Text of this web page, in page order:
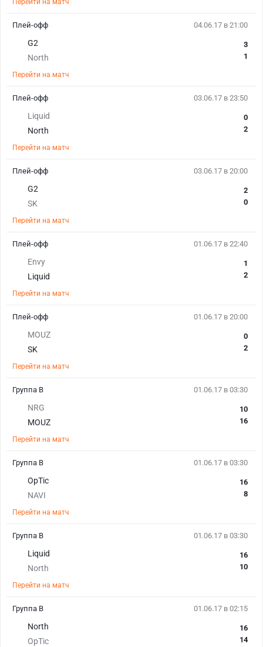
Перейти на матч
04.06.17 в 21:00
G2
North
3
1
Перейти на матч
Плей-офф
03.06.17 в 23:50
Liquid
North
0
2
Перейти на матч
Плей-офф
03.06.17 в 20:00
G2
SK
2
0
Перейти на матч
Плей-офф
01.06.17 в 22:40
Envy
Liquid
1
2
Перейти на матч
Плей-офф
01.06.17 в 20:00
MOUZ
SK
0
2
Перейти на матч
Плей-офф
01.06.17 в 03:30
NRG
MOUZ
10
16
Перейти на матч
Группа В
01.06.17 в 03:30
OpTic
NAVI
16
8
Перейти на матч
Группа В
01.06.17 в 03:30
Liquid
North
16
10
Перейти на матч
Группа В
01.06.17 в 02:15
North
OpTic
16
14
Группа В